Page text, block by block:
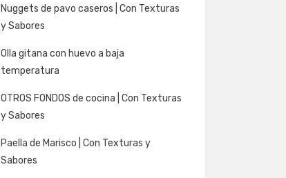
Nuggets de pavo caseros | Con Texturas
y Sabores
Olla gitana con huevo a baja
temperatura
OTROS FONDOS de cocina | Con Texturas
y Sabores
Paella de Marisco | Con Texturas y
Sabores